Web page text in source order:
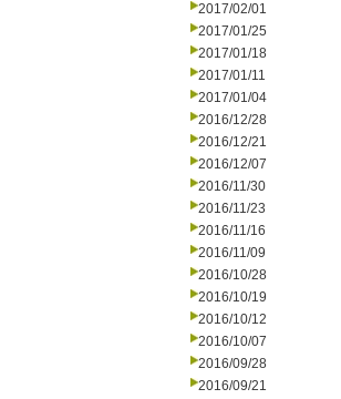
2017/02/01
2017/01/25
2017/01/18
2017/01/11
2017/01/04
2016/12/28
2016/12/21
2016/12/07
2016/11/30
2016/11/23
2016/11/16
2016/11/09
2016/10/28
2016/10/19
2016/10/12
2016/10/07
2016/09/28
2016/09/21